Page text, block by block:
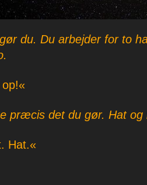
du. Du arbejder for to
præcis det du gør. Hat og
Hat.«